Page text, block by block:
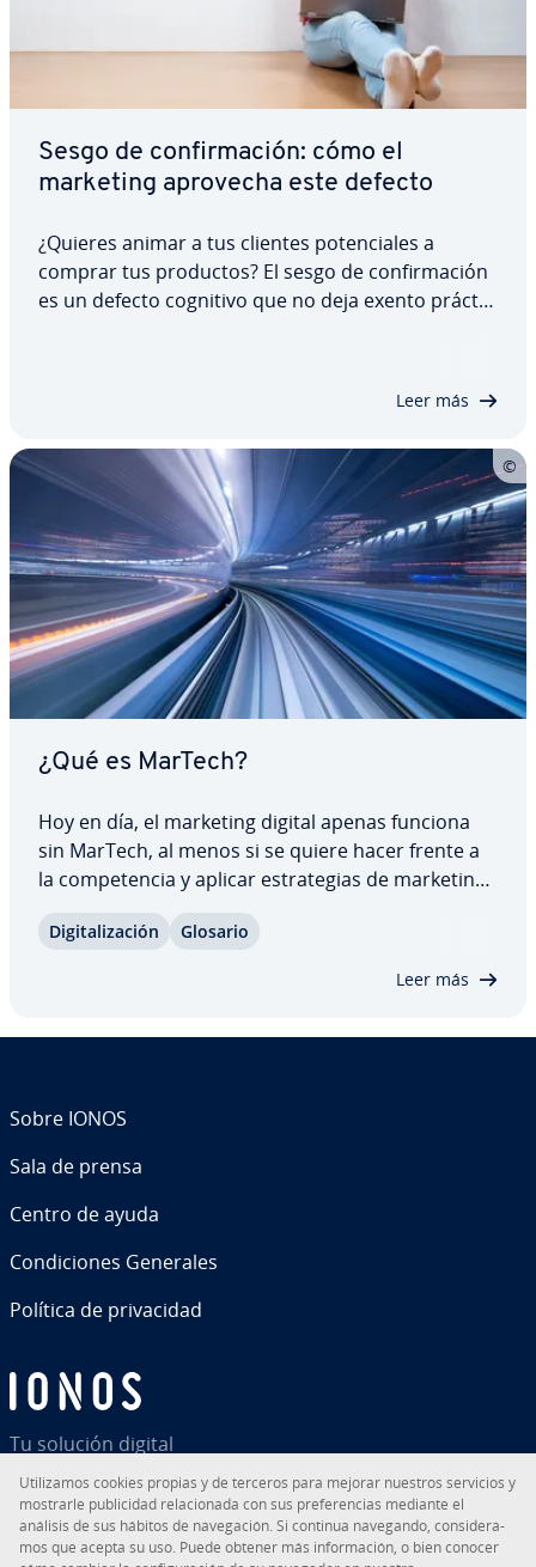
Sesgo de co­n­fi­r­ma­ción: cómo el
marketing aprovecha este defecto
¿Quieres animar a tus clientes po­te­n­cia­les a
comprar tus productos? El sesgo de co­n­fi­r­ma­ción
es un defecto cognitivo que no deja exento prá­c­ti­
Leer más
¿Qué es MarTech?
Hoy en día, el marketing digital apenas funciona
sin MarTech, al menos si se quiere hacer frente a
la co­m­pe­te­n­cia y aplicar es­tra­te­gias de marketing
gra­ción de las he­rra­mie­n­tas MarTech en el
Di­gi­ta­li­za­ción Glosario
Leer más
Tu solución digital
Sobre IONOS
Sala de prensa
Centro de ayuda
Co­n­di­cio­nes Generales
Política de pri­va­ci­dad
RSS LinkedIntiktok InstagramFacebookYouTube
Uti­li­za­mos cookies propias y de terceros para mejorar nuestros servicios y
mostrarle pu­bli­ci­dad re­la­cio­na­da con sus pre­fe­re­n­cias mediante el
análisis de sus hábitos de na­ve­ga­ción. Si continua navegando, co­n­si­de­ra­
mos que acepta su uso. Puede obtener más in­fo­r­ma­ción, o bien conocer